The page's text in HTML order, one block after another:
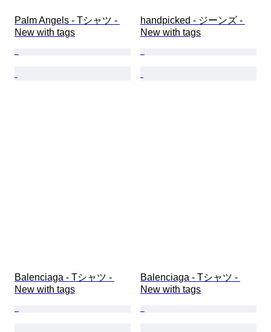
Palm Angels - Tシャツ -
New with tags
handpicked - ジーンズ -
New with tags
Balenciaga - Tシャツ -
New with tags
Balenciaga - Tシャツ -
New with tags